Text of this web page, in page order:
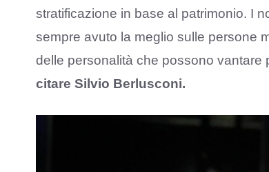
stratificazione in base al patrimonio. I
sempre avuto la meglio sulle persone
delle personalità che possono vantare
citare Silvio Berlusconi.